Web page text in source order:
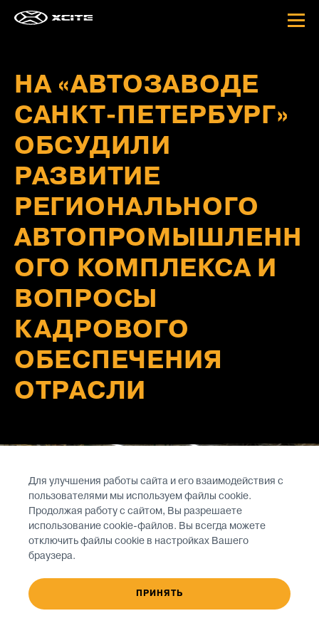
В СПИСОК СРАВНЕНИЯ
автомобилей
В СПИСОК СРАВНЕНИЯ
автомобилей
0 СРАВНИТЬ
автомобилей
0 ИЗБРАННОЕ
НА «АВТОЗАВОДЕ
САНКТ-ПЕТЕРБУРГ»
ОБСУДИЛИ
РАЗВИТИЕ
РЕГИОНАЛЬНОГО
АВТОПРОМЫШЛЕНН
ОГО КОМПЛЕКСА И
ВОПРОСЫ
КАДРОВОГО
ОБЕСПЕЧЕНИЯ
ОТРАСЛИ
Для улучшения работы сайта и его взаимодействия с
пользователями мы используем файлы cookie.
Продолжая работу с сайтом, Вы разрешаете
использование cookie-файлов. Вы всегда можете
отключить файлы cookie в настройках Вашего
браузера.
ПРИНЯТЬ